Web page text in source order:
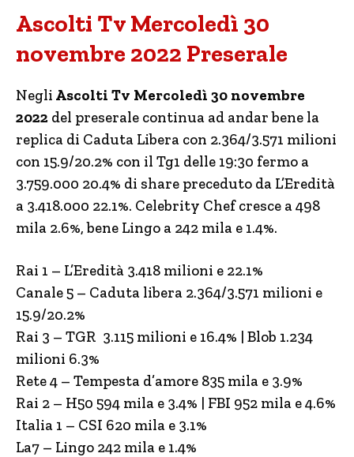
Ascolti Tv Mercoledì 30
novembre 2022 Preserale
Negli Ascolti Tv Mercoledì 30 novembre
2022 del preserale continua ad andar bene la
replica di Caduta Libera con 2.364/3.571 milioni
con 15.9/20.2% con il Tg1 delle 19:30 fermo a
3.759.000 20.4% di share preceduto da L’Eredità
a 3.418.000 22.1%. Celebrity Chef cresce a 498
mila 2.6%, bene Lingo a 242 mila e 1.4%.
Rai 1 – L’Eredità 3.418 milioni e 22.1%
Canale 5 – Caduta libera 2.364/3.571 milioni e
15.9/20.2%
Rai 3 – TGR 3.115 milioni e 16.4% | Blob 1.234
milioni 6.3%
Rete 4 – Tempesta d’amore 835 mila e 3.9%
Rai 2 – H50 594 mila e 3.4% | FBI 952 mila e 4.6%
Italia 1 – CSI 620 mila e 3.1%
La7 – Lingo 242 mila e 1.4%